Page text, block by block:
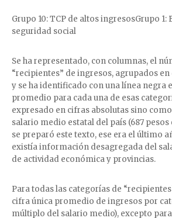
Grupo 10: TCP de altos ingresosGrupo
seguridad social
Se ha representado, con columnas, el
“recipientes” de ingresos, agrupados
y se ha identificado con una línea negra
promedio para cada una de esas
expresado en cifras absolutas sino
salario medio estatal del país (687 pesos
se preparó este texto, ese era el último
existía información desagregada del
de actividad económica y provincias.
Para todas las categorías de
cifra única promedio de ingresos por
múltiplo del salario medio), excepto